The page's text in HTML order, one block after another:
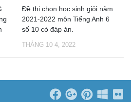
Đề thi chọn học sinh giỏi năm
2021-2022 môn Tiếng Anh 6
số 10 có đáp án.
THÁNG 10 4, 2022